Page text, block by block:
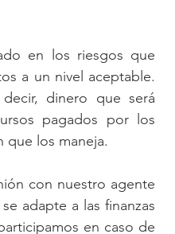
en los riesgos que
a un nivel aceptable.
dinero que será
pagados por los
que los maneja.
con nuestro agente
adapte a las finanzas
en caso de